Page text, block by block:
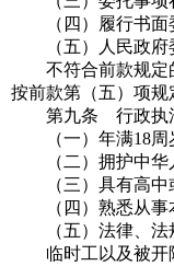
（四）履行书面
（五）人民政府委
不符合前款规定的
按前款第（五）项规
第九条 行政执法
（一）年满18周
（二）拥护中华人
（三）具有高中
（四）熟悉从事本
（五）法律、法规
临时工以及被开除